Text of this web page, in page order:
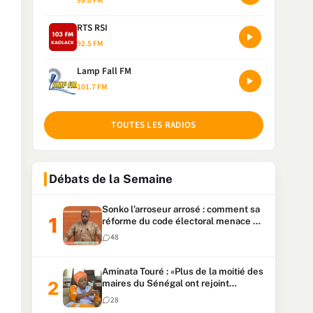
RTS RSI
92.5 FM
Lamp Fall FM
101.7 FM
TOUTES LES RADIOS
Débats de la Semaine
Sonko l’arroseur arrosé : comment sa
réforme du code électoral menace sa
candidature
48
Aminata Touré : «Plus de la moitié des
maires du Sénégal ont rejoint
Kiiraay»
28